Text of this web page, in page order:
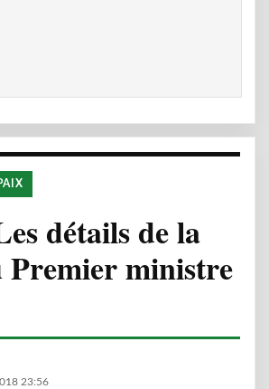
détails de la
Premier ministre
23:56